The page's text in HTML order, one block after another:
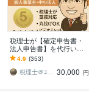
税理士が【確定申告書・
法人申告書】を代行いた
します 「売上1,000万円以
下」の法人・個人の方！
実績1,300件
4.9 (353)
税理士＠ｺｺﾅﾗ 30,000 円